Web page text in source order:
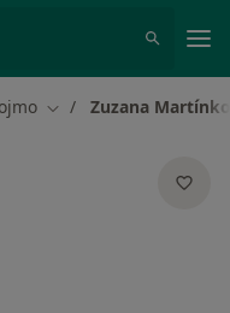
Změna města
Zuzana